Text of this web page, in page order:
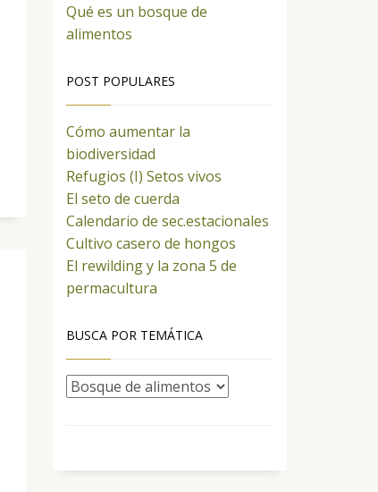
Qué es un bosque de
alimentos
POST POPULARES
Cómo aumentar la
biodiversidad
Refugios (I) Setos vivos
El seto de cuerda
Calendario de sec.estacionales
Cultivo casero de hongos
El rewilding y la zona 5 de
permacultura
BUSCA POR TEMÁTICA